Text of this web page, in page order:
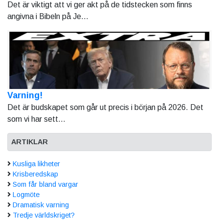
Det är viktigt att vi ger akt på de tidstecken som finns
angivna i Bibeln på Je...
Varning!
Det är budskapet som går ut precis i början på 2026. Det
som vi har sett...
ARTIKLAR
Kusliga likheter
Krisberedskap
Som får bland vargar
Logmöte
Dramatisk varning
Tredje världskriget?